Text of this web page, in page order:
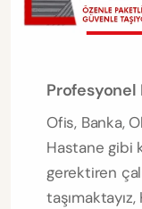
Profesyonel
Ofis, Banka,
Hastane gibi
gerektiren